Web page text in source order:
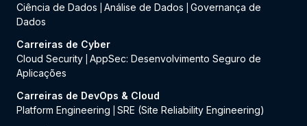
Ciência de Dados
Análise de Dados
Governança de
Dados
Carreiras de Cyber
Cloud Security AppSec: Desenvolvimento Seguro de
Aplicações
Carreiras de DevOps & Cloud
Platform Engineering
SRE (Site Reliability Engineering)